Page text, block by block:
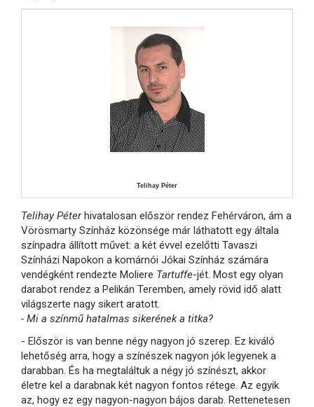
Telihay Péter
Telihay Péterhivatalosan először rendez Fehérváron, ám a
Vörösmarty Színház közönsége már láthatott egy általa
színpadra állított művet: a két évvel ezelőtti Tavaszi
Színházi Napokon a komárnói Jókai Színház számára
vendégként rendezte Moliere Tartuffe-jét. Most egy olyan
darabot rendez a Pelikán Teremben, amely rövid idő alatt
világszerte nagy sikert aratott.
- Mi a színmű hatalmas sikerének a titka?
- Először is van benne négy nagyon jó szerep. Ez kiváló
lehetőség arra, hogy a színészek nagyon jók legyenek a
darabban. És ha megtaláltuk a négy jó színészt, akkor
életre kel a darabnak két nagyon fontos rétege. Az egyik
az, hogy ez egy nagyon-nagyon bájos darab. Rettenetesen